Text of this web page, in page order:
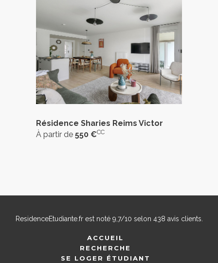
Résidence Sharies Reims Victor
À partir de 550 €CC
ResidenceEtudiante.frest noté 9,7/10 selon 438 avis clients.
ACCUEIL
RECHERCHE
SE LOGER ÉTUDIANT